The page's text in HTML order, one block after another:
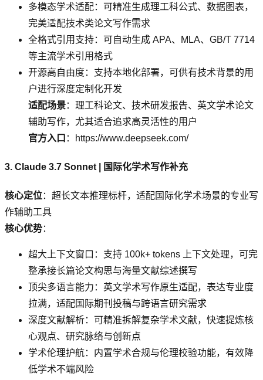
多模态学术适配：可精准生成理工科公式、数据图表，
完美适配技术类论文写作需求
全格式引用支持：可自动生成 APA、MLA、GB/T 7714
等主流学术引用格式
开源高自由度：支持本地化部署，可供有技术背景的用
户进行深度定制化开发
适配场景：理工科论文、技术研发报告、英文学术论文
辅助写作，尤其适合追求高灵活性的用户
官方入口 ：https://www.deepseek.com/
3. Claude 3.7 Sonnet | 国际化学术写作补充
核心定位：超长文本推理标杆，适配国际化学术场景的专业写
作辅助工具
核心优势：
超大上下文窗口：支持 100k+ tokens 上下文处理，可完
整承接长篇论文构思与海量文献综述撰写
顶尖多语言能力：英文学术写作原生适配，表达专业度
拉满，适配国际期刊投稿与跨语言研究需求
深度文献解析：可精准拆解复杂学术文献，快速提炼核
心观点、研究脉络与创新点
学术伦理护航：内置学术合规与伦理校验功能，有效降
低学术不端风险